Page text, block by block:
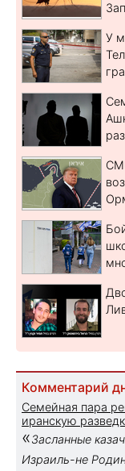
У
Комментарий
Семейная пара
иранскую
«Засланные
Израиль-не